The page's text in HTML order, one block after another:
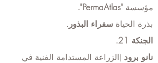
مؤسسة "PermaAtlas".
بذرة الحياة سفراء البذور.
الجنكة 21.
نانو برود (الزراعة المستدامة الفنية في